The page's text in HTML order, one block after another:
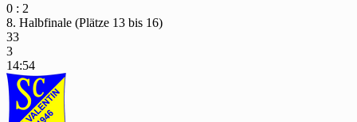
0 : 2
8. Halbfinale (Plätze 13 bis 16)
33
3
14:54